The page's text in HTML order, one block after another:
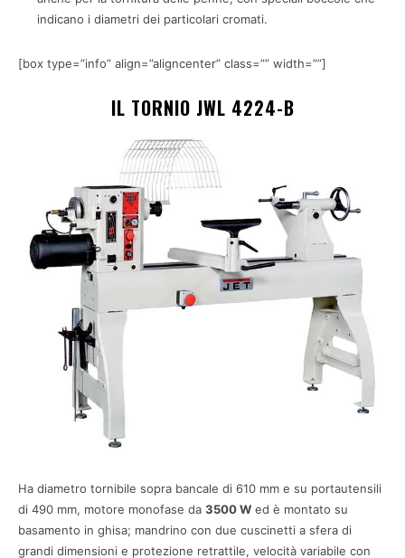
indicano i diametri dei particolari cromati.
[box type=”info” align=”aligncenter” class=”” width=””]
IL TORNIO JWL 4224-B
Ha diametro tornibile sopra bancale di 610 mm e su portautensili
di 490 mm, motore monofase da 3500 W ed è montato su
basamento in ghisa; mandrino con due cuscinetti a sfera di
grandi dimensioni e protezione retrattile, velocità variabile con